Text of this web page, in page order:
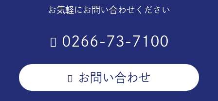
お気軽にお問い合わせください
0266-73-7100
お問い合わせ